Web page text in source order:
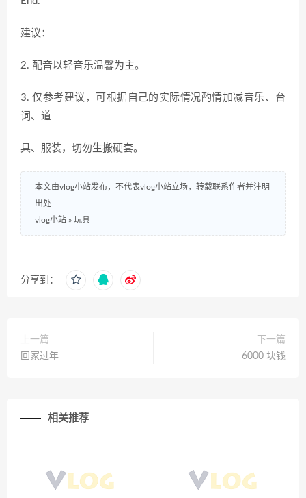
建议：
2. 配音以轻音乐温馨为主。
3. 仅参考建议，可根据自己的实际情况酌情加减音乐、台
词、道
具、服装，切勿生搬硬套。
本文由vlog小站发布，不代表vlog小站立场，转载联系作者并注明
出处
vlog小站 » 玩具
分享到：
上一篇
回家过年
下一篇
6000 块钱
相关推荐